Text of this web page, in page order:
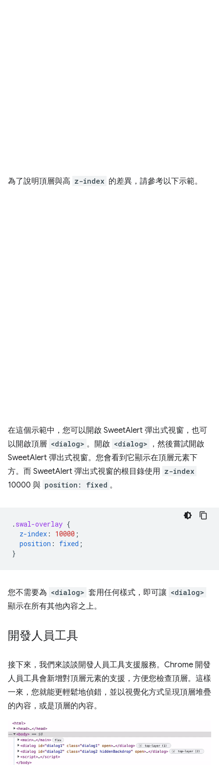
為了說明頂層與高 z-index 的差異，請參考以下示範。
在這個示範中，您可以開啟 SweetAlert 彈出式視窗，也可
以開啟頂層 <dialog> 。開啟 <dialog>
，然後嘗試開啟
SweetAlert 彈出式視窗。您會看到它顯示在頂層元素下
方。而 SweetAlert 彈出式視窗的根目錄使用 z-index
10000 與 position: fixed 。
. swal-overlay {
z-index : 10000 ;
position : fixed ;
}
您不需要為 <dialog> 套用任何樣式，即可讓 <dialog>
顯示在所有其他內容之上。
開發人員工具
接下來，我們來談談開發人員工具支援服務。Chrome 開發
人員工具會新增對頂層元素的支援，方便您檢查頂層。這樣
一來，您就能更輕鬆地偵錯，並以視覺化方式呈現頂層堆疊
的內容，或是頂層的內容。